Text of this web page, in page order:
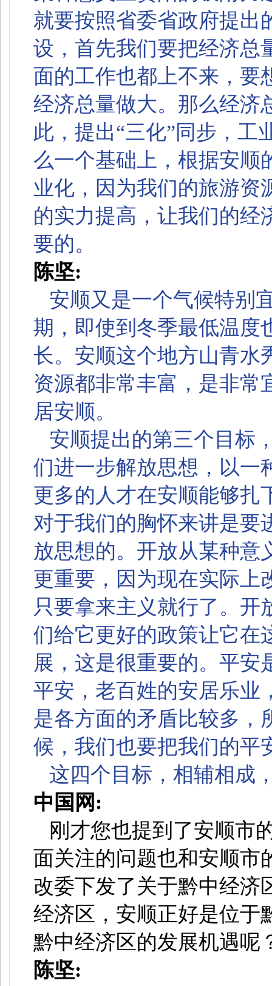
就要按照省委省政府提出
设，首先我们要把经济总
面的工作也都上不来，要
经济总量做大。那么经济
此，提出“三化”同步，工
么一个基础上，根据安顺
业化，因为我们的旅游资
的实力提高，让我们的经
要的。
陈坚:
安顺又是一个气候特别
期，即使到冬季最低温度
长。安顺这个地方山青水
资源都非常丰富，是非常
居安顺。
安顺提出的第三个目标
们进一步解放思想，以一
更多的人才在安顺能够扎
对于我们的胸怀来讲是要
放思想的。开放从某种意
更重要，因为现在实际上
只要拿来主义就行了。开
们给它更好的政策让它在
展，这是很重要的。平安
平安，老百姓的安居乐业
是各方面的矛盾比较多，
候，我们也要把我们的平
这四个目标，相辅相成
中国网:
刚才您也提到了安顺市
面关注的问题也和安顺市
改委下发了关于黔中经济
经济区，安顺正好是位于
黔中经济区的发展机遇呢
陈坚: